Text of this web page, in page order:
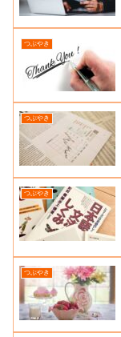
つぶやき
つぶやき
つぶやき
つぶやき